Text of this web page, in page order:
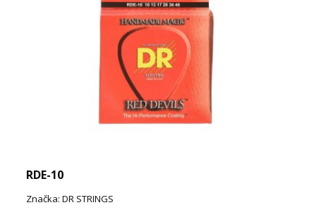
RDE-10
Značka: DR STRINGS